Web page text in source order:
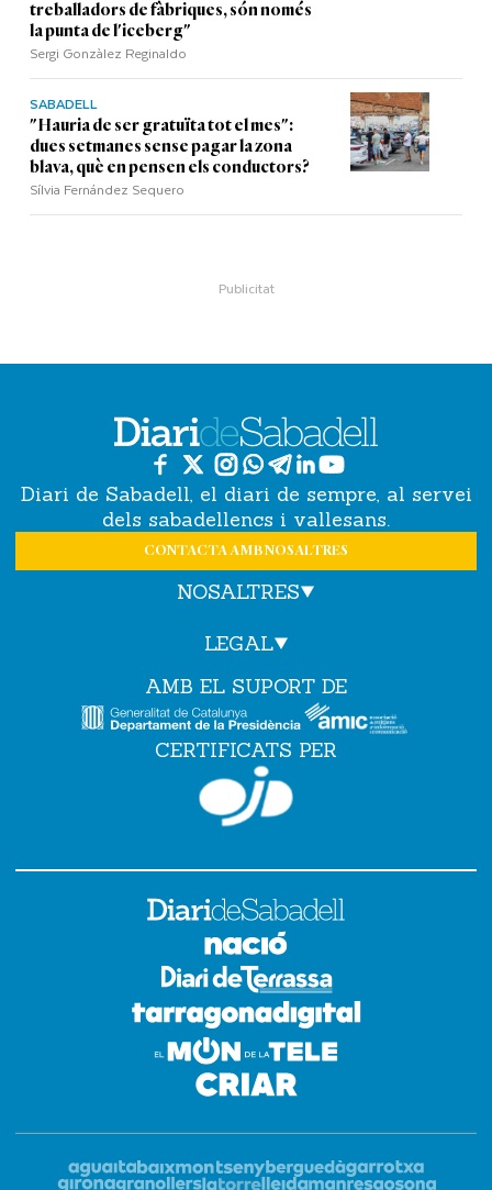
treballadors de fàbriques, són només
la punta de l'iceberg"
Sergi Gonzàlez Reginaldo
SABADELL
"Hauria de ser gratuïta tot el mes":
dues setmanes sense pagar la zona
blava, què en pensen els conductors?
Sílvia Fernández Sequero
Diari de Sabadell, el diari de sempre, al servei
dels sabadellencs i vallesans.
CONTACTA AMB NOSALTRES
NOSALTRES
LEGAL
AMB EL SUPORT DE
CERTIFICATS PER